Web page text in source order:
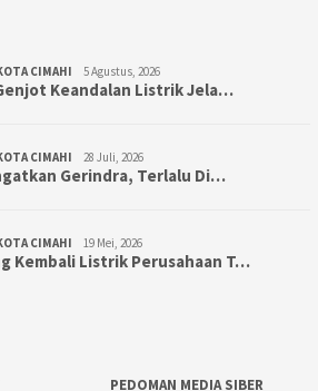
CIMAHI 5 Agustus, 2026
Keandalan Listrik Jela…
CIMAHI 28 Juli, 2026
Gerindra, Terlalu Di…
CIMAHI 19 Mei, 2026
Kembali Listrik Perusahaan T…
PEDOMAN MEDIA SIBER